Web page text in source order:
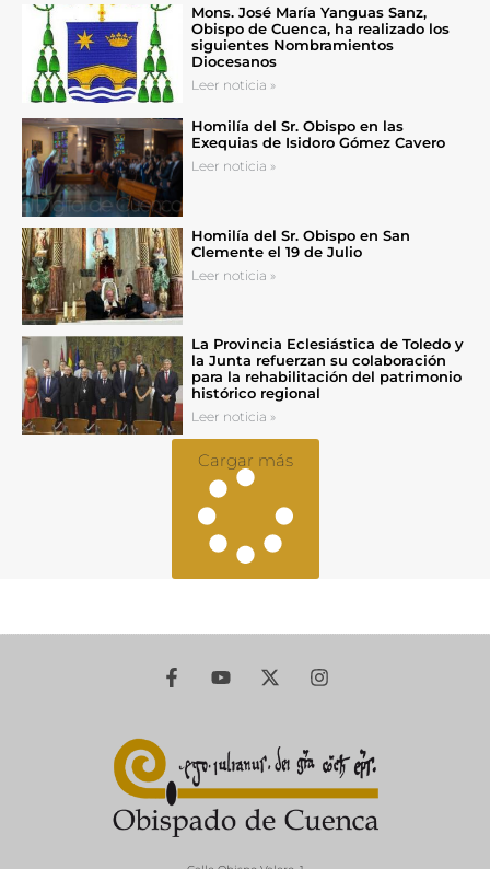
Mons. José María Yanguas Sanz,
Obispo de Cuenca, ha realizado los
siguientes Nombramientos
Diocesanos
Leer noticia »
Homilía del Sr. Obispo en las
Exequias de Isidoro Gómez Cavero
Leer noticia »
Homilía del Sr. Obispo en San
Clemente el 19 de Julio
Leer noticia »
La Provincia Eclesiástica de Toledo y
la Junta refuerzan su colaboración
para la rehabilitación del patrimonio
histórico regional
Leer noticia »
Cargar más